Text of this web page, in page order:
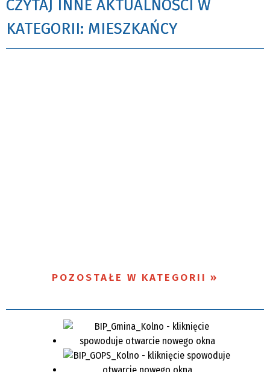
CZYTAJ INNE AKTUALNOŚCI W
KATEGORII: MIESZKAŃCY
POZOSTAŁE W KATEGORII